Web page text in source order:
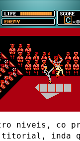
niveis, co
titorial, inda